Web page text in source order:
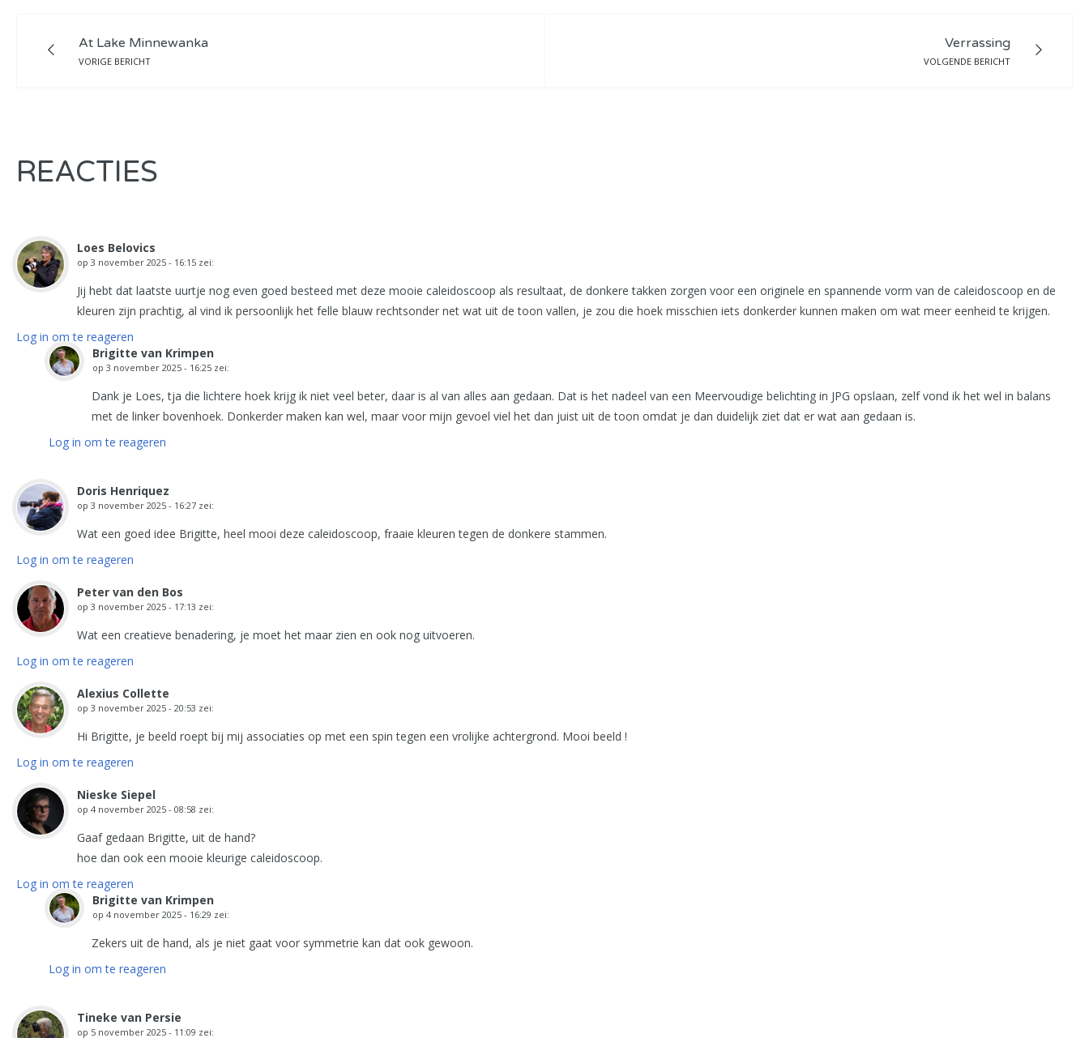
At Lake Minnewanka
VORIGE BERICHT
Verrassing
VOLGENDE BERICHT
REACTIES
Loes Belovics
op 3 november 2025 - 16:15 zei:
Jij hebt dat laatste uurtje nog even goed besteed met deze mooie caleidoscoop als resultaat, de donkere takken zorgen voor een originele en spannende vorm van de caleidoscoop en de
kleuren zijn prachtig, al vind ik persoonlijk het felle blauw rechtsonder net wat uit de toon vallen, je zou die hoek misschien iets donkerder kunnen maken om wat meer eenheid te krijgen.
Log in om te reageren
Brigitte van Krimpen
op 3 november 2025 - 16:25 zei:
Dank je Loes, tja die lichtere hoek krijg ik niet veel beter, daar is al van alles aan gedaan. Dat is het nadeel van een Meervoudige belichting in JPG opslaan, zelf vond ik het wel in balans
met de linker bovenhoek. Donkerder maken kan wel, maar voor mijn gevoel viel het dan juist uit de toon omdat je dan duidelijk ziet dat er wat aan gedaan is.
Log in om te reageren
Doris Henriquez
op 3 november 2025 - 16:27 zei:
Wat een goed idee Brigitte, heel mooi deze caleidoscoop, fraaie kleuren tegen de donkere stammen.
Log in om te reageren
Peter van den Bos
op 3 november 2025 - 17:13 zei:
Wat een creatieve benadering, je moet het maar zien en ook nog uitvoeren.
Log in om te reageren
Alexius Collette
op 3 november 2025 - 20:53 zei:
Hi Brigitte, je beeld roept bij mij associaties op met een spin tegen een vrolijke achtergrond. Mooi beeld !
Log in om te reageren
Nieske Siepel
op 4 november 2025 - 08:58 zei:
Gaaf gedaan Brigitte, uit de hand?
hoe dan ook een mooie kleurige caleidoscoop.
Log in om te reageren
Brigitte van Krimpen
op 4 november 2025 - 16:29 zei:
Zekers uit de hand, als je niet gaat voor symmetrie kan dat ook gewoon.
Log in om te reageren
Tineke van Persie
op 5 november 2025 - 11:09 zei: